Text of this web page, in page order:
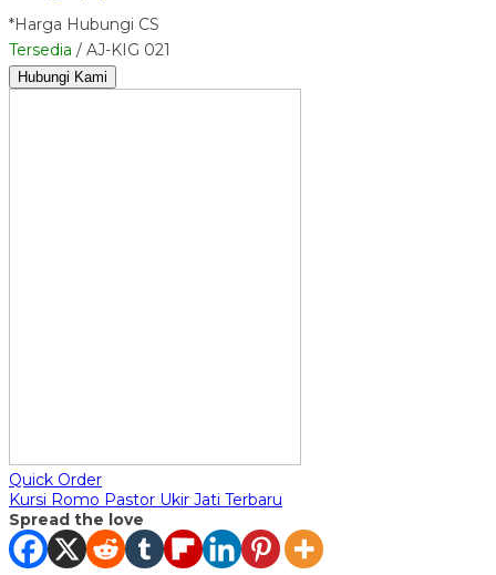
*Harga Hubungi CS
Tersedia / AJ-KIG 021
Hubungi Kami
Quick Order
Kursi Romo Pastor Ukir Jati Terbaru
Spread the love